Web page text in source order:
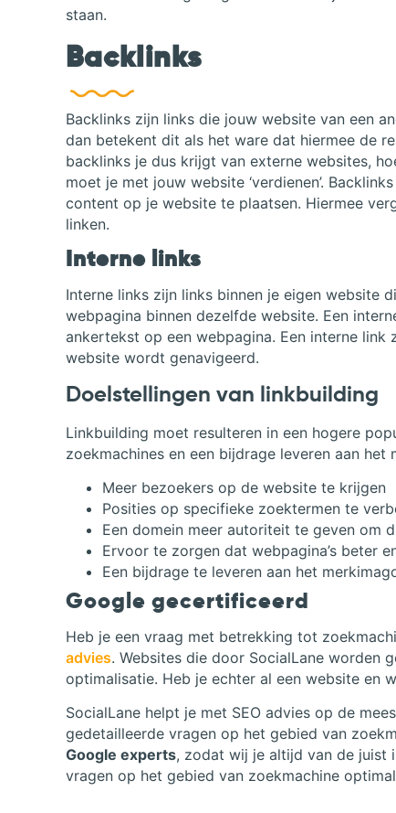
staan.
Backlinks
Backlinks zijn links die jouw website van een
dan betekent dit als het ware dat hiermee de
backlinks je dus krijgt van externe websites,
moet je met jouw website ‘verdienen’.
content op je website te plaatsen. Hiermee
linken.
Interne links
Interne links zijn links binnen je eigen website
webpagina binnen dezelfde website. Een
ankertekst op een webpagina. Een interne
website wordt genavigeerd.
Doelstellingen van linkbuilding
Linkbuilding moet resulteren in een hogere
zoekmachines en een bijdrage leveren aan
Meer bezoekers op de website te krijgen
Posities op specifieke zoektermen te
Een domein meer autoriteit te geven om
Ervoor te zorgen dat webpagina’s beter
Een bijdrage te leveren aan het
Google gecertificeerd
Heb je een vraag met betrekking tot
advies. Websites die door SocialLane worden
optimalisatie. Heb je echter al een website en
SocialLane helpt je met SEO advies op de
gedetailleerde vragen op het gebied van
Google experts, zodat wij je altijd van de juist
vragen op het gebied van zoekmachine